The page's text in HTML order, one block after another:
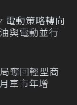
電動策略轉向
與電動並行
奪回輕型商
車市年增